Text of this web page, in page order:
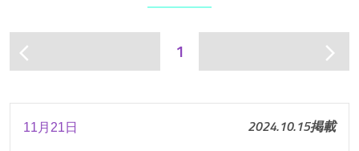
arrow_back_ios 1 arrow_forward_ios
11月21日 2024.10.15掲載